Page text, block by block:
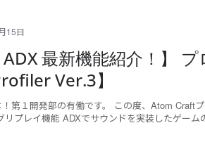
15日
ADX 最新機能紹介！】
Ver.3】
！第１開発部の有働です。 この度、Atom Craft
リプレイ機能 ADXでサウンドを実装したゲー